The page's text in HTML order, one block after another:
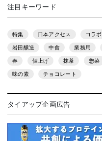
注目キーワード
特集 日本アクセス コラボ
岩田醸造 中食 業務用
春 値上げ 抹茶 惣菜
味の素 チョコレート
タイアップ企画広告